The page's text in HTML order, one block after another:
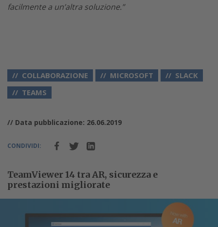
facilmente a un’altra soluzione.”
COLLABORAZIONE MICROSOFT
SLACK
TEAMS
// Data pubblicazione: 26.06.2019
CONDIVIDI:
TeamViewer 14 tra AR, sicurezza e
prestazioni migliorate